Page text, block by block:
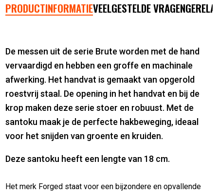
PRODUCTINFORMATIEVEELGESTELDE VRAGEN
De messen uit de serie Brute worden met de hand
vervaardigd en hebben een groffe en machinale
afwerking. Het handvat is gemaakt van opgerold
roestvrij staal. De opening in het handvat en bij de
krop maken deze serie stoer en robuust. Met de
santoku maak je de perfecte hakbeweging, ideaal
voor het snijden van groente en kruiden.
Deze santoku heeft een lengte van 18 cm.
Het merk Forged staat voor een bijzondere en opvallende